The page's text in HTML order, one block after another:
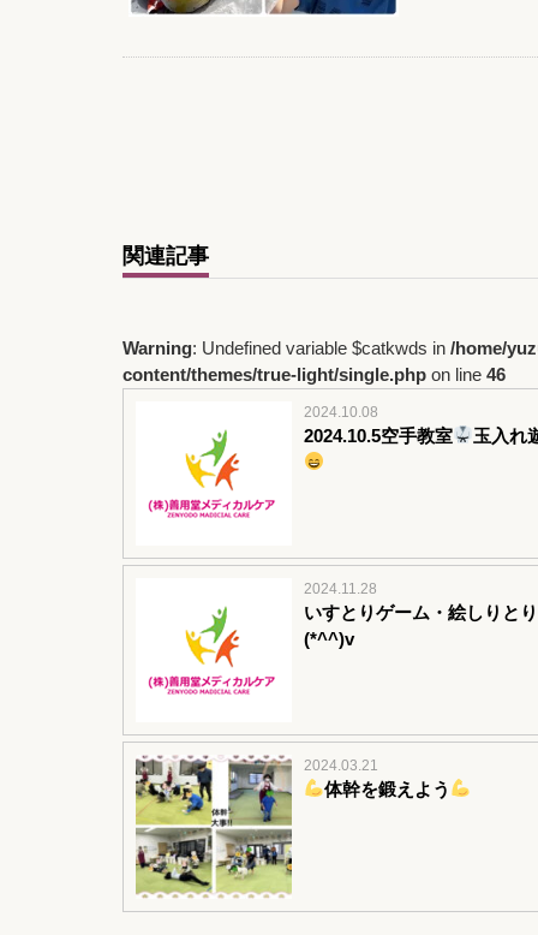
関連記事
Warning: Undefined variable $catkwds in /home/
content/themes/true-light/single.php on line 46
2024.10.08
2024.10.5空手教室 玉入れ
2024.11.28
いすとりゲーム・絵しりとり
(*^^)v
2024.03.21
体幹を鍛えよう